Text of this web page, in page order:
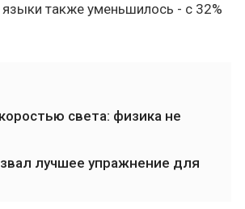
также уменьшилось - с 32%
света: физика не
лучшее упражнение для